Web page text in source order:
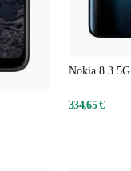
Nokia 8.3 5G
334,65 €